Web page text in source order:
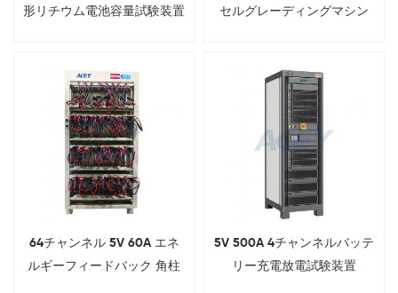
形リチウム電池容量試験装置
セルグレーディングマシン
64チャンネル 5V 60A エネ
ルギーフィードバック 角柱
5V 500A 4チャンネルバッテ
リー充電放電試験装置